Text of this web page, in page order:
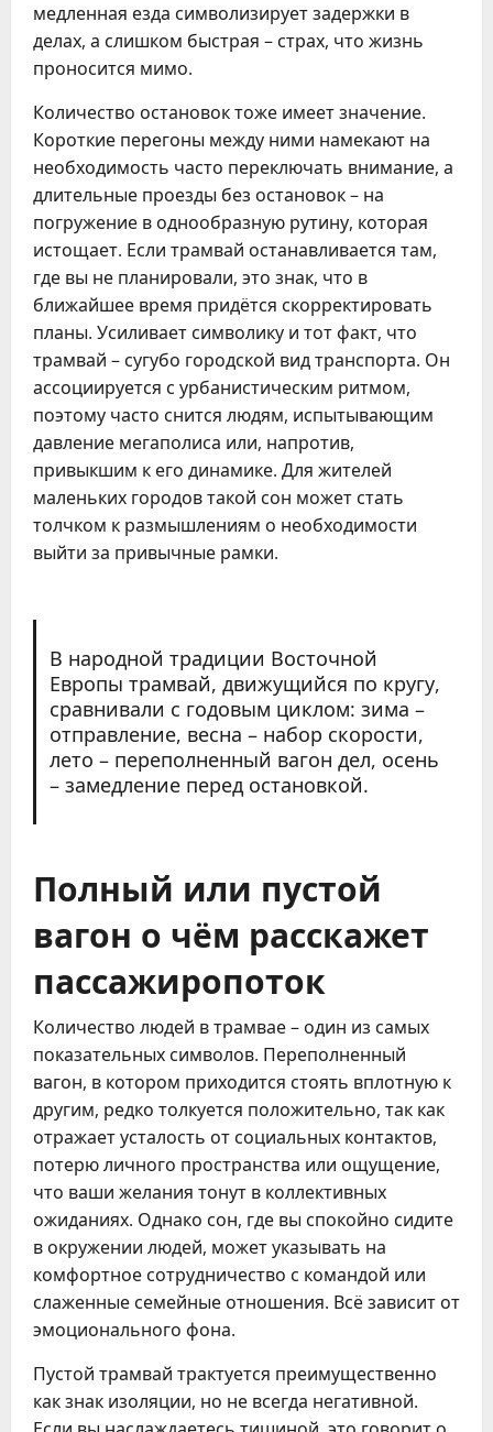
медленная езда символизирует задержки в
делах, а слишком быстрая – страх, что жизнь
проносится мимо.
Количество остановок тоже имеет значение.
Короткие перегоны между ними намекают на
необходимость часто переключать внимание, а
длительные проезды без остановок – на
погружение в однообразную рутину, которая
истощает. Если трамвай останавливается там,
где вы не планировали, это знак, что в
ближайшее время придётся скорректировать
планы. Усиливает символику и тот факт, что
трамвай – сугубо городской вид транспорта. Он
ассоциируется с урбанистическим ритмом,
поэтому часто снится людям, испытывающим
давление мегаполиса или, напротив,
привыкшим к его динамике. Для жителей
маленьких городов такой сон может стать
толчком к размышлениям о необходимости
выйти за привычные рамки.
В народной традиции Восточной
Европы трамвай, движущийся по кругу,
сравнивали с годовым циклом: зима –
отправление, весна – набор скорости,
лето – переполненный вагон дел, осень
– замедление перед остановкой.
Полный или пустой
вагон о чём расскажет
пассажиропоток
Количество людей в трамвае – один из самых
показательных символов. Переполненный
вагон, в котором приходится стоять вплотную к
другим, редко толкуется положительно, так как
отражает усталость от социальных контактов,
потерю личного пространства или ощущение,
что ваши желания тонут в коллективных
ожиданиях. Однако сон, где вы спокойно сидите
в окружении людей, может указывать на
комфортное сотрудничество с командой или
слаженные семейные отношения. Всё зависит от
эмоционального фона.
Пустой трамвай трактуется преимущественно
как знак изоляции, но не всегда негативной.